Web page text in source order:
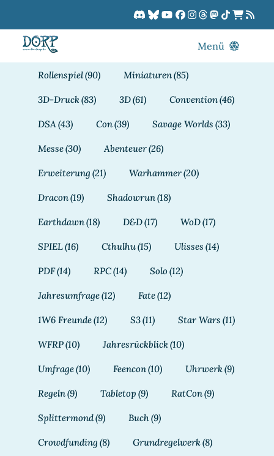
springen
Menü
Rollenspiel(90) Miniaturen(85)
3D-Druck(83) 3D(61) Convention(46)
DSA (43) Con(39) Savage Worlds (33)
Messe(30) Abenteuer(26)
Erweiterung (21) Warhammer(20)
Dracon(19) Shadowrun(18)
Earthdawn(18) D&D(17) WoD(17)
SPIEL(16) Cthulhu(15) Ulisses (14)
PDF(14) RPC(14) Solo(12)
Jahresumfrage(12) Fate(12)
1W6 Freunde(12) S3(11) Star Wars (11)
WFRP(10) Jahresrückblick(10)
Umfrage(10) Feencon(10) Uhrwerk(9)
Regeln(9) Tabletop (9) RatCon(9)
Splittermond(9) Buch(9)
Crowdfunding (8) Grundregelwerk(8)